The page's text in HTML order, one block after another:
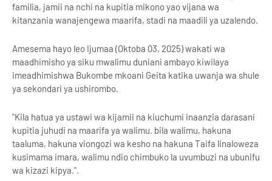
familia, jamii na nchi na kupitia mikono yao vijana wa
kitanzania wanajengewa maarifa, stadi na maadili ya uzalendo.
Amesema hayo leo Ijumaa (Oktoba 03, 2025) wakati wa
maadhimisho ya siku mwalimu duniani ambayo kiwilaya
imeadhimishwa Bukombe mkoani Geita katika uwanja wa shule
ya sekondari ya ushirombo.
"Kila hatua ya ustawi wa kijamii na kiuchumi inaanzia darasani
kupitia juhudi na maarifa ya walimu. bila walimu, hakuna
taaluma, hakuna viongozi wa kesho na hakuna Taifa linaloweza
kusimama imara, walimu ndio chimbuko la uvumbuzi na ubunifu
wa kizazi kipya.".